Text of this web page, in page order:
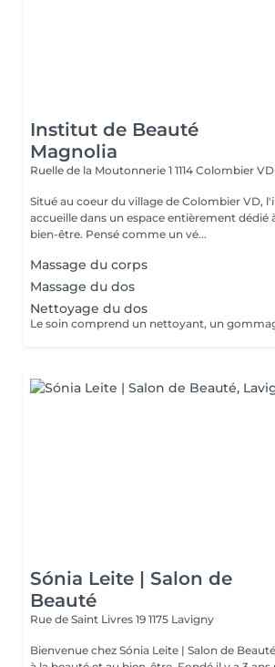
Institut de Beauté
Magnolia
Ruelle de la Moutonnerie 1 1114 Colombier VD
Situé au coeur du village de Colombier VD,
accueille dans un espace entièrement dédié
bien-être. Pensé comme un vé...
Massage du corps
Massage du dos
Nettoyage du dos
Sónia Leite | Salon de
Beauté
Rue de Saint Livres 19 1175 Lavigny
Bienvenue chez Sónia Leite | Salon de